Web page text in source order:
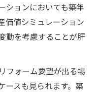
ションにおいても築年
価値シミュレーション
動を考慮することが肝
フォーム要望が出る場
ースも見られます。築